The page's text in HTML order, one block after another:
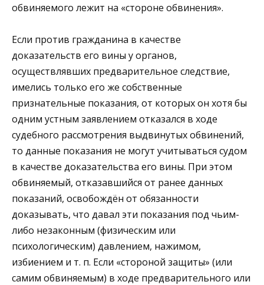
обвиняемого лежит на «стороне обвинения».
Если против гражданина в качестве
доказательств его вины у органов,
осуществлявших предварительное следствие,
имелись только его же собственные
признательные показания, от которых он хотя бы
одним устным заявлением отказался в ходе
судебного рассмотрения выдвинутых обвинений,
то данные показания не могут учитываться судом
в качестве доказательства его вины. При этом
обвиняемый, отказавшийся от ранее данных
показаний, освобождён от обязанности
доказывать, что давал эти показания под чьим-
либо незаконным (физическим или
психологическим) давлением, нажимом,
избиением и т. п. Если «стороной защиты» (или
самим обвиняемым) в ходе предварительного или